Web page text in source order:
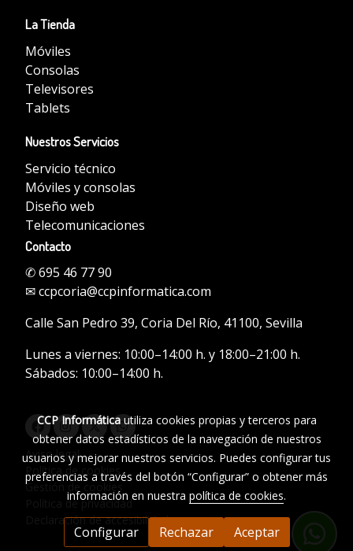
La Tienda
Móviles
Consolas
Televisores
Tablets
Nuestros Servicios
Servicio técnico
Móviles y consolas
Diseño web
Telecomunicaciones
Contacto
✆695 46 77 90
✉ccpcoria@ccpinformatica.com
Calle San Pedro 39, Coria Del Río, 41100, Sevilla
Lunes a viernes: 10:00–14:00 h. y 18:00–21:00 h.
Sábados: 10:00–14:00 h.
Aviso legal
Política de cookies
Gestión de cookies
Política de privacidad
Declaración de accesibilidad
CCP Informáticautiliza cookies propias y terceros para
obtener datos estadísticos de la navegación de nuestros
usuarios y mejorar nuestros servicios. Puedes configurar tus
preferencias a través del botón “Configurar” o obtener más
información en nuestra política de cookies.
Configurar Rechazar Aceptar